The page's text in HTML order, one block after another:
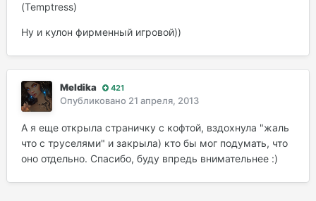
(Temptress)
Ну и кулон фирменный игровой))
Meldika 421
Опубликовано 21 апреля, 2013
А я еще открыла страничку с кофтой, вздохнула "жаль
что с труселями" и закрыла) кто бы мог подумать, что
оно отдельно. Спасибо, буду впредь внимательнее :)